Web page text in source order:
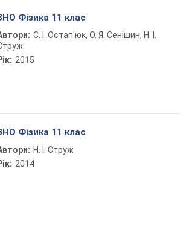
Фізика 11 клас
С. І. Остап'юк, О. Я. Сенішин, Н. І.
2015
Фізика 11 клас
Н. І. Струж
2014